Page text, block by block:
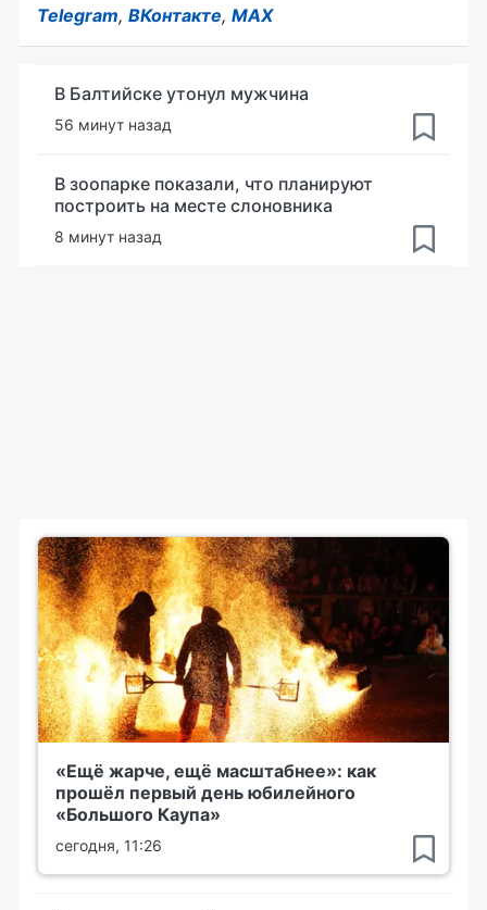
Telegram, ВКонтакте, MAX
В Балтийске утонул мужчина
56 минут назад
В зоопарке показали, что планируют
построить на месте слоновника
8 минут назад
«Ещё жарче, ещё масштабнее»: как
прошёл первый день юбилейного
«Большого Каупа»
сегодня, 11:26